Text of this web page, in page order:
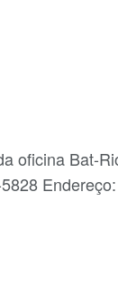
oficina Bat-